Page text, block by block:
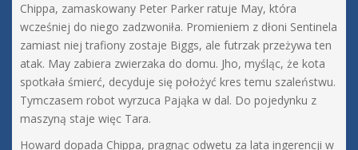
Chippa, zamaskowany Peter Parker ratuje May, która
wcześniej do niego zadzwoniła. Promieniem z dłoni Sentinela
zamiast niej trafiony zostaje Biggs, ale futrzak przeżywa ten
atak. May zabiera zwierzaka do domu. Jho, myśląc, że kota
spotkała śmierć, decyduje się położyć kres temu szaleństwu.
Tymczasem robot wyrzuca Pająka w dal. Do pojedynku z
maszyną staje więc Tara.
Howard dopada Chippa, pragnąc odwetu za lata ingerencji w